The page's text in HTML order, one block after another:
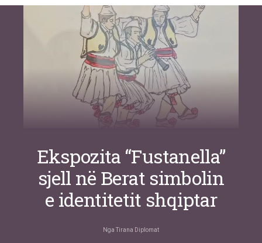
inteligjente izraelite
Ekspozita “Fustanella”
sjell në Berat simbolin
e identitetit shqiptar
Nga Tirana Diplomat